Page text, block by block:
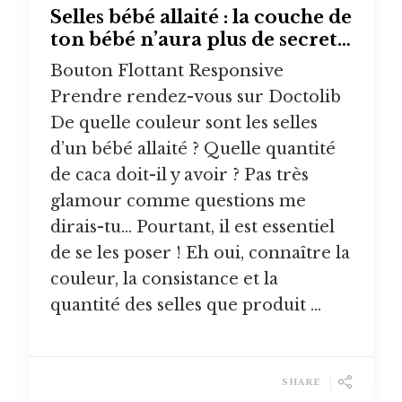
Selles bébé allaité : la couche de
ton bébé n’aura plus de secret…
Bouton Flottant Responsive
Prendre rendez-vous sur Doctolib
De quelle couleur sont les selles
d’un bébé allaité ? Quelle quantité
de caca doit-il y avoir ? Pas très
glamour comme questions me
dirais-tu… Pourtant, il est essentiel
de se les poser ! Eh oui, connaître la
couleur, la consistance et la
quantité des selles que produit …
SHARE